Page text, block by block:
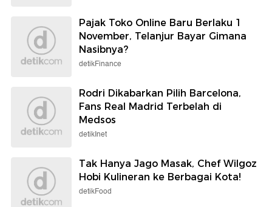
Pajak Toko Online Baru Berlaku 1
November, Telanjur Bayar Gimana
Nasibnya?
detikFinance
Rodri Dikabarkan Pilih Barcelona,
Fans Real Madrid Terbelah di
Medsos
detikInet
Tak Hanya Jago Masak, Chef Wilgoz
Hobi Kulineran ke Berbagai Kota!
detikFood